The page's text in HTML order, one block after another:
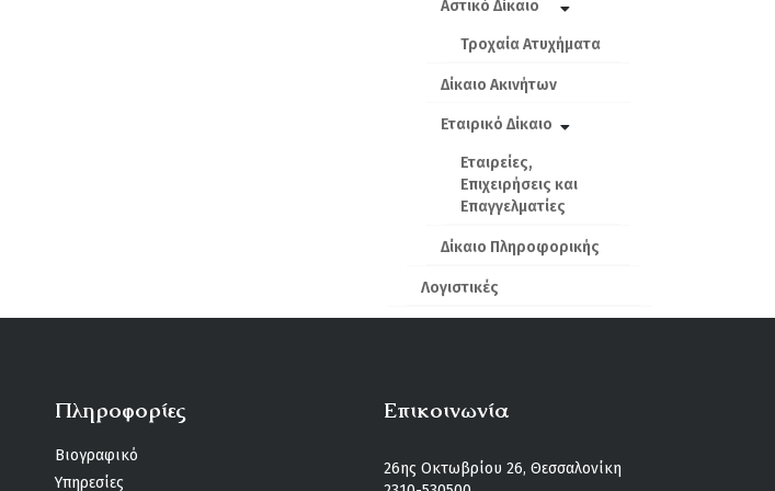
Αστικό Δίκαιο
Τροχαία Ατυχήματα
Δίκαιο Ακινήτων
Εταιρικό Δίκαιο
Εταιρείες,
Επιχειρήσεις και
Επαγγελματίες
Δίκαιο Πληροφορικής
Λογιστικές
Πληροφορίες
Βιογραφικό
Υπηρεσίες
Επικοινωνία
26ης Οκτωβρίου 26, Θεσσαλονίκη